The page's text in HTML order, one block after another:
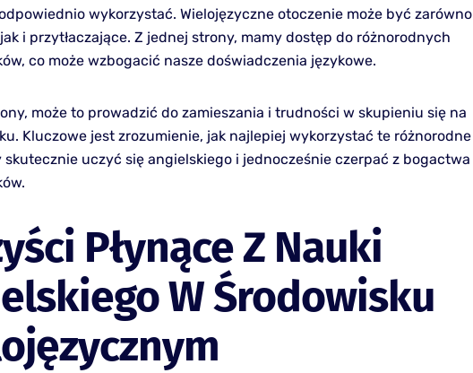
wykorzystać. Wielojęzyczne otoczenie może być zarówno
i przytłaczające. Z jednej strony, mamy dostęp do różnorodnych
co może wzbogacić nasze doświadczenia językowe.
może to prowadzić do zamieszania i trudności w skupieniu się na
Kluczowe jest zrozumienie, jak najlepiej wykorzystać te różnorodne
skutecznie uczyć się angielskiego i jednocześnie czerpać z bogactwa
Płynące Z Nauki
W Środowisku